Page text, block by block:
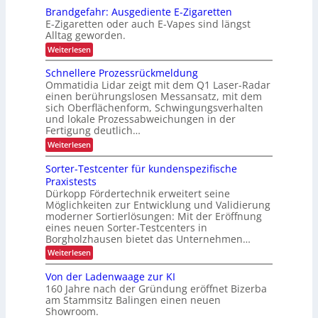
e
b
l
i
c
h
e
n
L
a
s
t
e
n
t
r
a
n
s
p
o
r
e
k
t
i
n
h
ä
l
t
l
i
c
h
a
g
e
m
e
n
t
n
z
i
n
d
e
r
L
o
g
i
s
t
i
k
v
e
r
l
ä
s
i
g
e
r
T
r
a
n
s
p
o
r
t
v
o
n
F
r
a
c
h
u
n
Brandgefahr: Ausgediente E-Zigaretten
E-Zigaretten oder auch E-Vapes sind längst
Alltag geworden.
Weiterlesen:
B
a
n
d
g
e
f
a
h
r
:
A
u
s
g
e
d
i
e
n
t
e
E
-
Z
Schnellere Prozessrückmeldung
Ommatidia Lidar zeigt mit dem Q1 Laser-Radar
einen berührungslosen Messansatz, mit dem
sich Oberflächenform, Schwingungsverhalten
und lokale Prozessabweichungen in der
Fertigung deutlich…
Weiterlesen:
S
h
n
e
l
l
e
r
e
P
r
o
z
e
s
s
Sorter-Testcenter für kundenspezifische
Praxistests
Dürkopp Fördertechnik erweitert seine
Möglichkeiten zur Entwicklung und Validierung
moderner Sortierlösungen: Mit der Eröffnung
eines neuen Sorter-Testcenters in
Borgholzhausen bietet das Unternehmen…
Weiterlesen:
S
r
e
r
Von der Ladenwaage zur KI
160 Jahre nach der Gründung eröffnet Bizerba
am Stammsitz Balingen einen neuen
Showroom.